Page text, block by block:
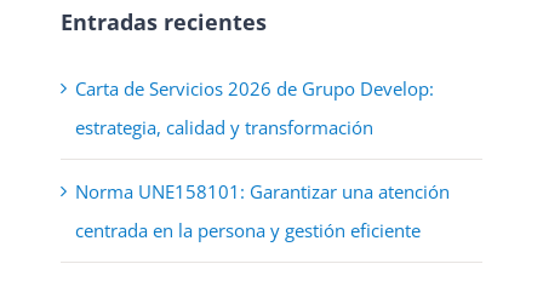
Entradas recientes
Carta de Servicios 2026 de Grupo Develop:
estrategia, calidad y transformación
Norma UNE158101: Garantizar una atención
centrada en la persona y gestión eficiente